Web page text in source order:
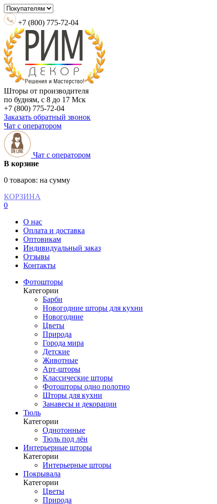
+7 (800) 775-72-04
Шторы от производителя
по будням, с 8 до 17 Мск
+7 (800) 775-72-04
Заказать обратный звонок
Чат с оператором
Чат с оператором
В корзине
0 товаров: на сумму
КОРЗИНА
0
О нас
Оплата и доставка
Оптовикам
Индивидуальный заказ
Отзывы
Контакты
Фотошторы
Категории
Барби
Новогодние шторы для кухни
Новогодние
Цветы
Природа
Города мира
Детские
Животные
Арт-шторы
Классические шторы
Фотошторы одно полотно
Шторы для кухни
Занавесы и декорации
Тюль
Категории
Однотонные
Тюль под лён
Интерьерные шторы
Категории
Интерьерные шторы
Покрывала
Категории
Цветы
Природа